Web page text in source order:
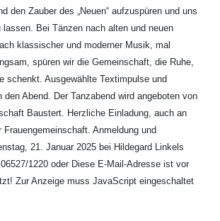
den Zauber des „Neuen“ aufzuspüren und uns
lassen. Bei Tänzen nach alten und neuen
klassischer und moderner Musik, mal
spüren wir die Gemeinschaft, die Ruhe,
schenkt. Ausgewählte Textimpulse und
den Abend. Der Tanzabend wird angeboten von
Baustert. Herzliche Einladung, auch an
Frauengemeinschaft. Anmeldung und
21. Januar 2025 bei Hildegard Linkels
1220 oder Diese E-Mail-Adresse ist vor
Zur Anzeige muss JavaScript eingeschaltet